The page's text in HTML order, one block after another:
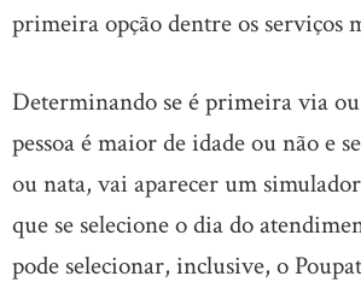
primeira opção dentre os serviços
Determinando se é primeira via ou
pessoa é maior de idade ou não e
ou nata, vai aparecer um
que se selecione o dia do
pode selecionar, inclusive, o